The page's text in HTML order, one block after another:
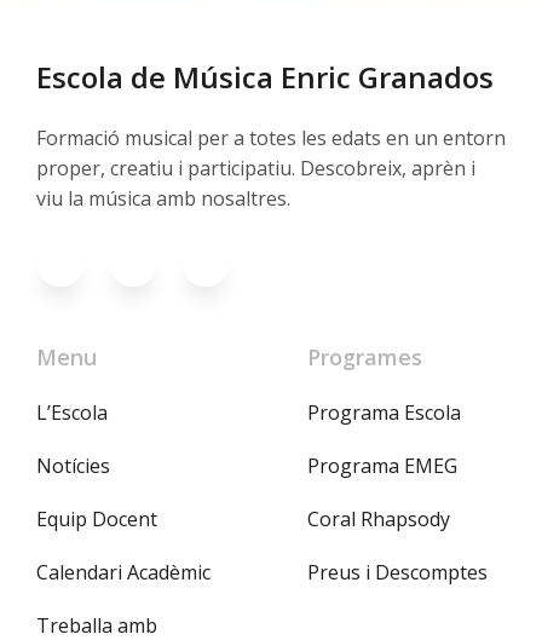
Escola de Música Enric Granados
Formació musical per a totes les edats en un entorn
proper, creatiu i participatiu. Descobreix, aprèn i
viu la música amb nosaltres.
Menu
L’Escola
Notícies
Equip Docent
Calendari Acadèmic
Treballa amb
Programes
Programa Escola
Programa EMEG
Coral Rhapsody
Preus i Descomptes